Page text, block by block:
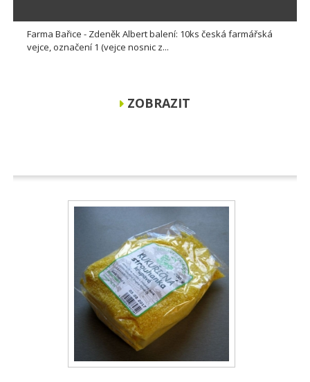
Farma Bařice - Zdeněk Albert balení: 10ks česká farmářská
vejce, označení 1 (vejce nosnic z...
ZOBRAZIT